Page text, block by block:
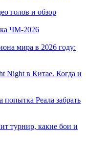
голов и обзор
ЧМ-2026
мира в 2026 году:
Night в Китае. Когда и
Реала забрать
турнир, какие бои и